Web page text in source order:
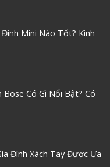
Mini Nào Tốt? Kinh
Bose Có Gì Nổi Bật? Có
Đình Xách Tay Được Ưa